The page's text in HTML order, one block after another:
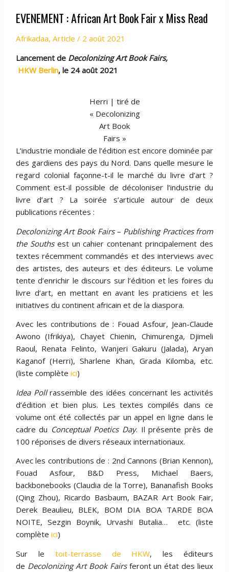
x
Art
EVENEMENT : African Art Book Fair x Miss Read
Afrikadaa, Article / 2 août 2021
Lancement de Decolonizing Art Book Fairs,
HKW Berlin, le 24 août 2021
Herri | tiré de
« Decolonizing
Art Book
Fairs »
L’industrie mondiale de l’édition est encore dominée par
des gardiens des pays du Nord. Dans quelle mesure le
regard colonial façonne-t-il le marché du livre d’art ?
Comment est-il possible de décoloniser l’industrie du
livre d’art ? La soirée s’articule autour de deux
publications récentes :
Decolonizing Art Book Fairs – Publishing Practices from
the Souths est un cahier contenant principalement des
textes récemment commandés et des interviews avec
des artistes, des auteurs et des éditeurs. Le volume
tente d’enrichir le discours sur l’édition et les foires du
livre d’art, en mettant en avant les praticiens et les
initiatives du continent africain et de la diaspora.
Avec les contributions de : Fouad Asfour, Jean-Claude
Awono (Ifrikiya), Chayet Chienin, Chimurenga, Djimeli
Raoul, Renata Felinto, Wanjeri Gakuru (Jalada), Aryan
Kaganof (Herri), Sharlene Khan, Grada Kilomba, etc.
(liste complète ici)
Idea Pollrassemble des idées concernant les activités
d’édition et bien plus. Les textes compilés dans ce
volume ont été collectés par un appel en ligne dans le
cadre du Conceptual Poetics Day. Il présente près de
100 réponses de divers réseaux internationaux.
Avec les contributions de : 2nd Cannons (Brian Kennon),
Fouad Asfour, B&D Press, Michael Baers,
backbonebooks (Claudia de la Torre), Bananafish Books
(Qing Zhou), Ricardo Basbaum, BAZAR Art Book Fair,
Derek Beaulieu, BLEK, BOM DIA BOA TARDE BOA
NOITE, Sezgin Boynik, Urvashi Butalia… etc. (liste
complète ici)
Sur le toit-terrasse de HKW, les éditeurs
de Decolonizing Art Book Fairsferont un état des lieux